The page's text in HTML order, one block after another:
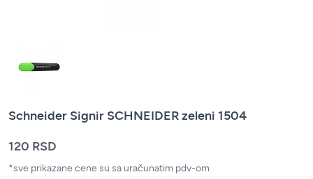
Schneider Signir SCHNEIDER zeleni 1504
120 RSD
*sve prikazane cene su sa uračunatim pdv-om